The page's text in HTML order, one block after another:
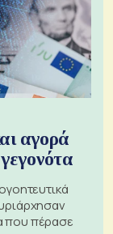
αγορά
που πέρασε